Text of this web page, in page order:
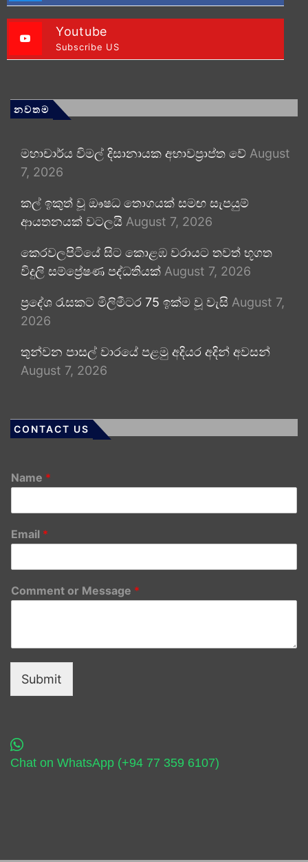
Youtube
Subscribe US
නවතම
මහාචාර්ය විමල් දිසානායක අභාවප්‍රාප්ත වේ August
7, 2026
කල් ඉකුත් වූ ඖෂධ තොගයක් සමඟ සැපයුම්
ආයතනයක් වටලයි August 7, 2026
කෙරවලපිටියේ සිට කොළඹ වරායට තවත් භූගත
විදුලි සම්ප්‍රේෂණ පද්ධතියක් August 7, 2026
ප්‍රදේශ රැසකට මිලිමීටර 75 ඉක්ම වූ වැසි August 7,
2026
තුන්වන පාසල් වාරයේ පළමු අදියර අදින් අවසන්
August 7, 2026
CONTACT US
Name *
Email *
Comment or Message *
Submit
Chat on WhatsApp (+94 77 359 6107)